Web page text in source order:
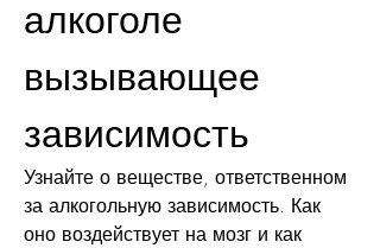
алкоголе
вызывающее
зависимость
Узнайте о веществе, ответственном
за алкогольную зависимость. Как
оно воздействует на мозг и как